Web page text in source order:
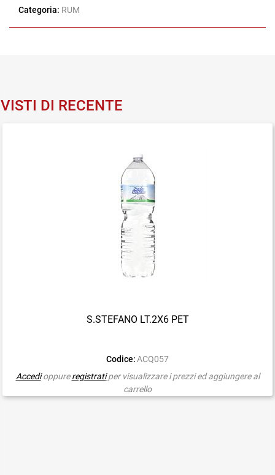
Categoria: RUM
VISTI DI RECENTE
S.STEFANO LT.2X6 PET
Codice: ACQ057
Accedioppureregistrati per visualizzare i prezzi ed aggiungere al
carrello